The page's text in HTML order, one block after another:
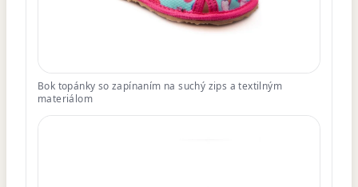
Bok topánky so zapínaním na suchý zips a textilným
materiálom